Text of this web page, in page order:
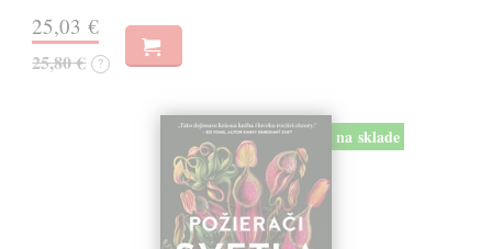
25,03 €
25,80 € ?
na sklade